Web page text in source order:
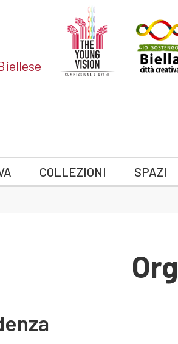
COLLEZIONI SPAZI